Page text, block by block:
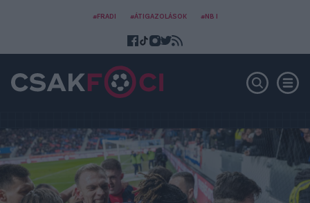
#FRADI #ÁTIGAZOLÁSOK #NB I